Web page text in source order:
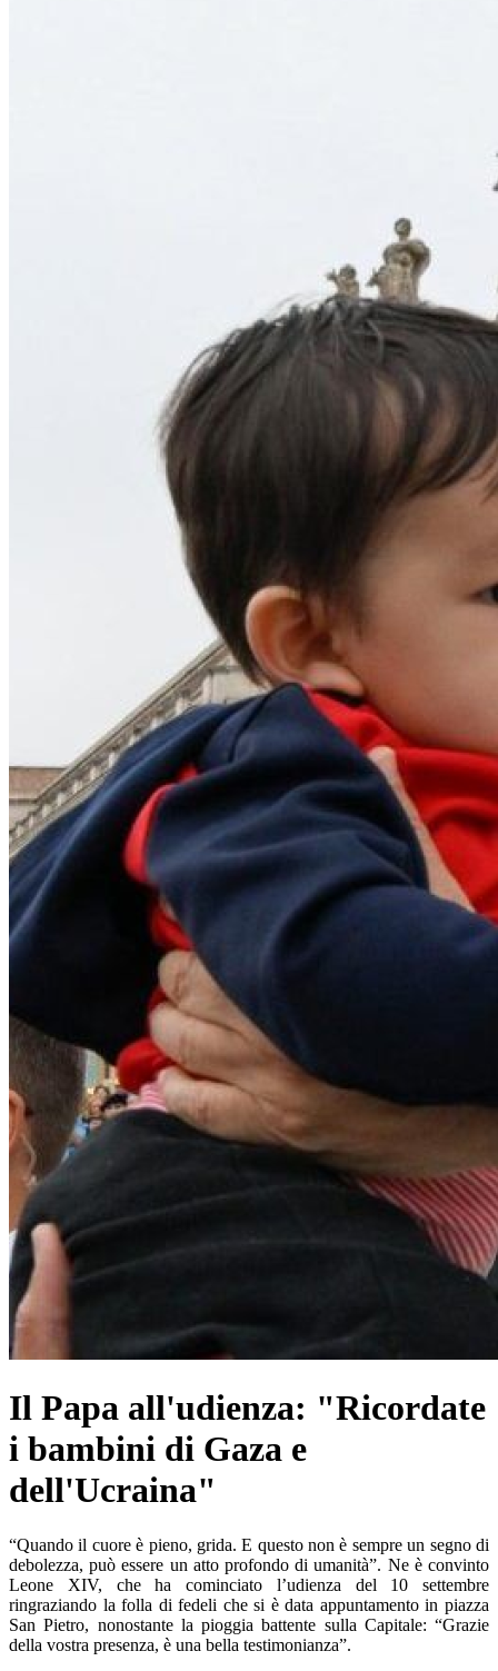
Il Papa all'udienza: "Ricordate
i bambini di Gaza e
dell'Ucraina"
“Quando il cuore è pieno, grida. E questo non è sempre un segno di
debolezza, può essere un atto profondo di umanità”. Ne è convinto
Leone XIV, che ha cominciato l’udienza del 10 settembre
ringraziando la folla di fedeli che si è data appuntamento in piazza
San Pietro, nonostante la pioggia battente sulla Capitale: “Grazie
della vostra presenza, è una bella testimonianza”.